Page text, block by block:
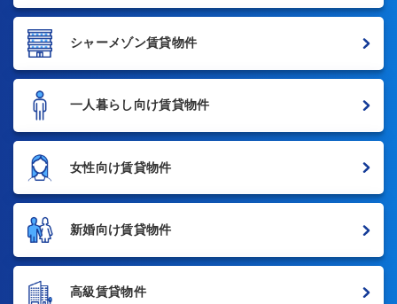
シャーメゾン賃貸物件
一人暮らし向け賃貸物件
女性向け賃貸物件
新婚向け賃貸物件
高級賃貸物件